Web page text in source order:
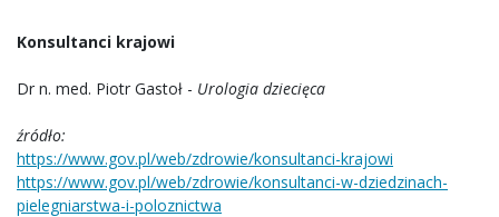
Konsultanci krajowi
Dr n. med. Piotr Gastoł - Urologia dziecięca
źródło:
https://www.gov.pl/web/zdrowie/konsultanci-krajowi
https://www.gov.pl/web/zdrowie/konsultanci-w-dziedzinach-
pielegniarstwa-i-poloznictwa